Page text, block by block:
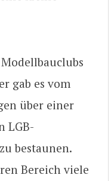
gab es vom
über einer
LGB-
bestaunen.
Bereich viele